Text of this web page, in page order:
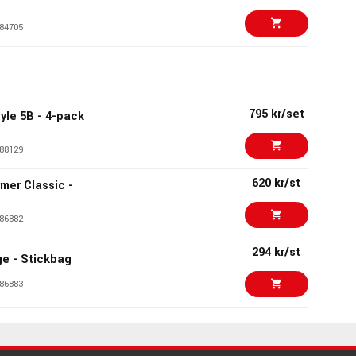
Xi 4333 kr/st
1195 kr
899 kr/st
5B - 4-pack 795 kr/set
Classic - 620 kr/st
- Stickbag 294 kr/st